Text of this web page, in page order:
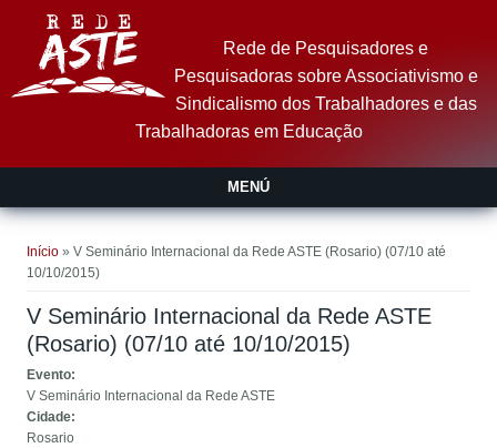
Rede de Pesquisadores e
Pesquisadoras sobre Associativismo e
Sindicalismo dos Trabalhadores e das
Trabalhadoras em Educação
MENÚ
Início » V Seminário Internacional da Rede ASTE (Rosario) (07/10 até
10/10/2015)
V Seminário Internacional da Rede ASTE
(Rosario) (07/10 até 10/10/2015)
Evento:
V Seminário Internacional da Rede ASTE
Cidade:
Rosario